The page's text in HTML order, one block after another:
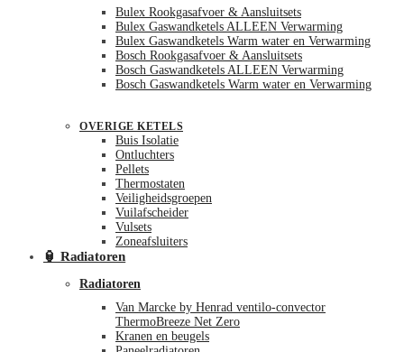
Bulex Rookgasafvoer & Aansluitsets
Bulex Gaswandketels ALLEEN Verwarming
Bulex Gaswandketels Warm water en Verwarming
Bosch Rookgasafvoer & Aansluitsets
Bosch Gaswandketels ALLEEN Verwarming
Bosch Gaswandketels Warm water en Verwarming
OVERIGE KETELS
Buis Isolatie
Ontluchters
Pellets
Thermostaten
Veiligheidsgroepen
Vuilafscheider
Vulsets
Zoneafsluiters
🏮 Radiatoren
Radiatoren
Van Marcke by Henrad ventilo-convector
ThermoBreeze Net Zero
Kranen en beugels